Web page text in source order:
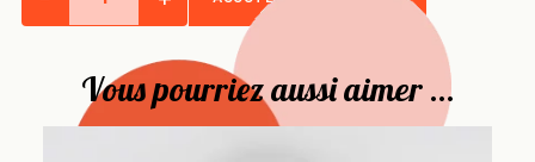
Vous pourriez aussi aimer ...